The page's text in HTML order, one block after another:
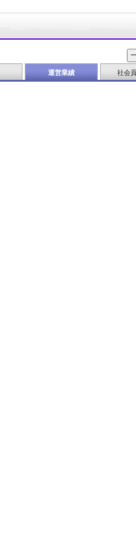
運営業績 社会